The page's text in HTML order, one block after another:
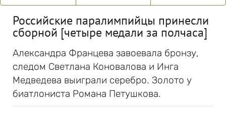
Российские паралимпийцы принесли
сборной [четыре медали за полчаса]
Александра Францева завоевала бронзу,
следом Светлана Коновалова и Инга
Медведева выиграли серебро. Золото у
биатлониста Романа Петушкова.